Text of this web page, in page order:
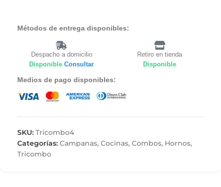
Métodos de entrega disponibles:
Despacho a domicilio
Disponible Consultar
Retiro en tienda
Disponible
Medios de pago disponibles:
SKU: Tricombo4
Categorías: Campanas, Cocinas, Combos, Hornos,
Tricombo